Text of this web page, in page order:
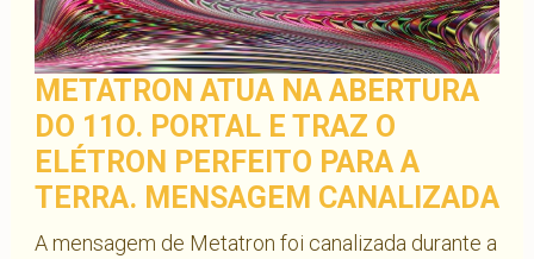
METATRON ATUA NA ABERTURA
DO 11O. PORTAL E TRAZ O
ELÉTRON PERFEITO PARA A
TERRA. MENSAGEM CANALIZADA
A mensagem de Metatron foi canalizada durante a